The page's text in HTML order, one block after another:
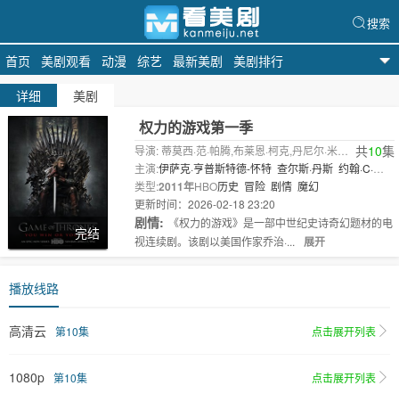
首页 美剧观看 动漫 综艺 最新美剧 美剧排行
搜索
详细 美剧
完结
权力的游戏第一季
共10集
导演: 蒂莫西·范·帕腾,布莱恩·柯克,丹尼尔·米纳
汉,阿兰·泰勒
主演:伊萨克·亨普斯特德-怀特 查尔斯·丹斯 约翰·C·布
莱德利 罗恩·多纳基 伊恩·麦克尔希尼 肖恩·宾
费尔利 ..
类型:2011年HBO历史 冒险 剧情 魔幻
更新时间：2026-02-18 23:20
剧情:
《权力的游戏》是一部中世纪史诗奇幻题材的电
视连续剧。该剧以美国作家乔治·...
展开
播放线路
高清云 第10集 点击展开列表
1080p 第10集 点击展开列表